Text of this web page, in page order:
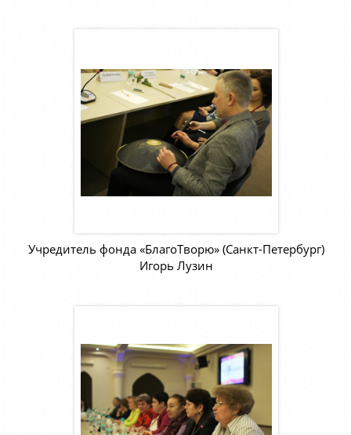
Учредитель фонда «БлагоТворю» (Санкт-Петербург)
Игорь Лузин